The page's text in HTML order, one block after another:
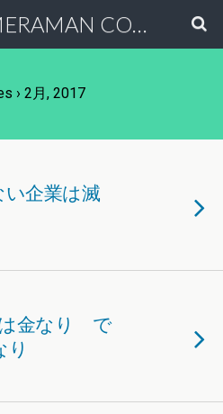
VIDEO CAMERAMAN COMMUNITY
› 2月, 2017
い企業は滅
金なり で